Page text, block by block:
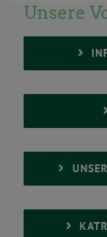
Unsere